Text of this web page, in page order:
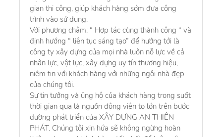
gian thi công, giúp khách hàng sớm đưa công
trình vào sử dụng.
Với phương châm: “ Hợp tác cùng thành công “ và
định hướng “ liên tục sáng tạo” để hướng tới là
công ty xây dựng của mọi nhà luôn nỗ lực về cả
nhân lực, vật lực, xây dựng uy tín thương hiệu,
niềm tin với khách hàng với những ngôi nhà đẹp
của chúng tôi.
Sự tin tưởng và ủng hộ của khách hàng trong suốt
thời gian qua là nguồn động viên to lớn trên bước
đường phát triển của XÂY DỰNG AN THIÊN
PHÁT. Chúng tôi xin hứa sẽ không ngừng hoàn